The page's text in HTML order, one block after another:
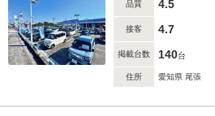
品質 4.5
接客 4.7
掲載台数 140台
住所 愛知県 尾張